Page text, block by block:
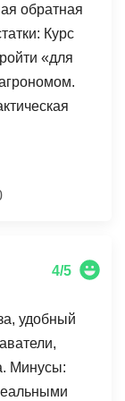
помогала
советы
комом
и
минус -
обратная
Курс
«для
и
тип почвы,
каждую
Ещё были
4/5
удобный
Минусы: